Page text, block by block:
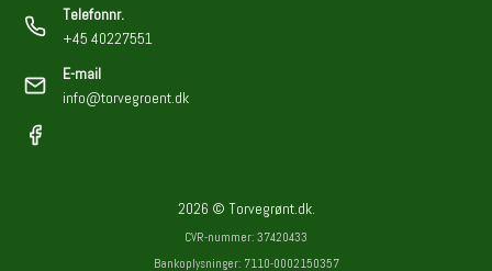
Telefonnr.
+45 40227551
E-mail
info@torvegroent.dk
2026 © Torvegrønt.dk.
CVR-nummer: 37420433
Bankoplysninger: 7110-0002150357